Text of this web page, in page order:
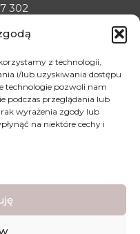
z technologii,
i/lub uzyskiwania dostępu
technologie pozwoli nam
podczas przeglądania lub
wyrażenia zgody lub
na niektóre cechy i
302
Hrubieszów